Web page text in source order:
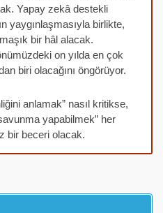
Yapay zekâ destekli
yaygınlaşmasıyla birlikte,
bir hâl alacak.
on yılda en çok
biri olacağını öngörüyor.
anlamak” nasıl kritikse,
yapabilmek” her
bir beceri olacak.